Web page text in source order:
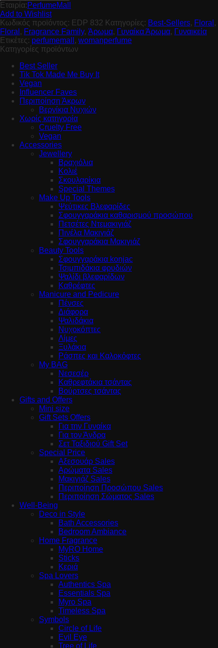
Εταιρία:PerfumeMall
Add to Wishlist
Κωδικός προϊόντος: EDP 832 Κατηγορίες: Best-Sellers, Floral ,
Floral , Fragrance Family, Άρωμα, Γυναίκα Άρωμα, Γυναικεία
Ετικέτες: perfumemall , womanperfume
Κατηγορίες προϊόντων
Best Seller
Tik Tok Made Me Buy It
Vegan
Influencer Faves
Περιποίηση Άκρων
Βερνίκια Νυχιών
Χωρίς κατηγορία
Cruelty Free
Vegan
Accessories
Jewellery
Βραχιόλια
Κολιέ
Σκουλαρίκια
Special Themes
Make Up Tools
Ψεύτικες Βλεφαρίδες
Σφουγγαράκια καθαρισμού προσώπου
Πετσέτες Ντεμακιγιάζ
Πινέλα Μακιγιάζ
Σφουγγαράκια Μακιγιάζ
Beauty Tools
Σφουγγαράκια konjac
Τσιμπιδάκια φρυδιών
Ψαλίδι βλεφαρίδων
Καθρέφτες
Manicure and Pedicure
Πένσες
Διάφορα
Ψαλιδάκια
Νυχοκόπτες
Λίμες
Ξυλάκια
Ράσπες και Καλοκόφτες
My BAG
Νεσεσέρ
Καθρεφτάκια τσάντας
Βούρτσες τσάντας
Gifts and Offers
Mini size
Gift Sets Offers
Για την Γυναίκα
Για τον Άνδρα
Σετ Ταξιδιού Gift Set
Special Price
Αξεσουάρ Sales
Αρώματα Sales
Μακιγιάζ Sales
Περιποίηση Προσώπου Sales
Περιποίηση Σώματος Sales
Well-Being
Deco in Style
Bath Accessories
Bedroom Ambiance
Home Fragrance
MyRO Home
Sticks
Κεριά
Spa Lovers
Authentics Spa
Essentials Spa
Myro Spa
Timeless Spa
Symbols
Circle of Life
Evil Eye
Tree of Life